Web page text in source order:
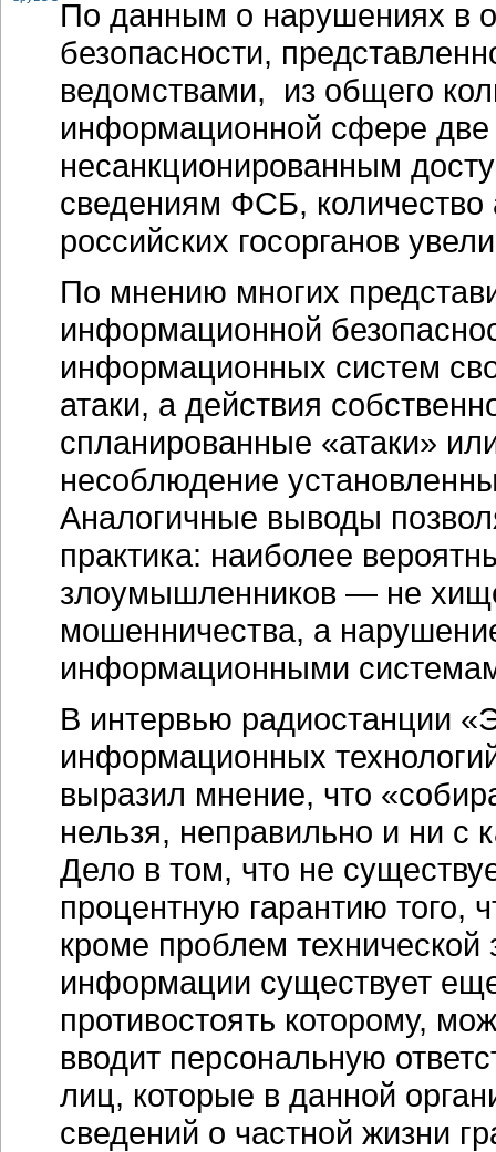
По данным о нарушениях в
безопасности,
ведомствами, из общего
информационной сфере две
несанкционированным
сведениям ФСБ,
российских госорганов
По мнению многих
информационной
информационных систем
атаки, а действия
спланированные «атаки»
несоблюдение
Аналогичные выводы
практика: наиболее
злоумышленников — не
мошенничества, а
информационными
В интервью радиостанции
информационных
выразил мнение, что
нельзя, неправильно и ни с
Дело в том, что не
процентную гарантию того,
кроме проблем
информации существует
противостоять которому,
вводит персональную
лиц, которые в данной
сведений о частной жизни